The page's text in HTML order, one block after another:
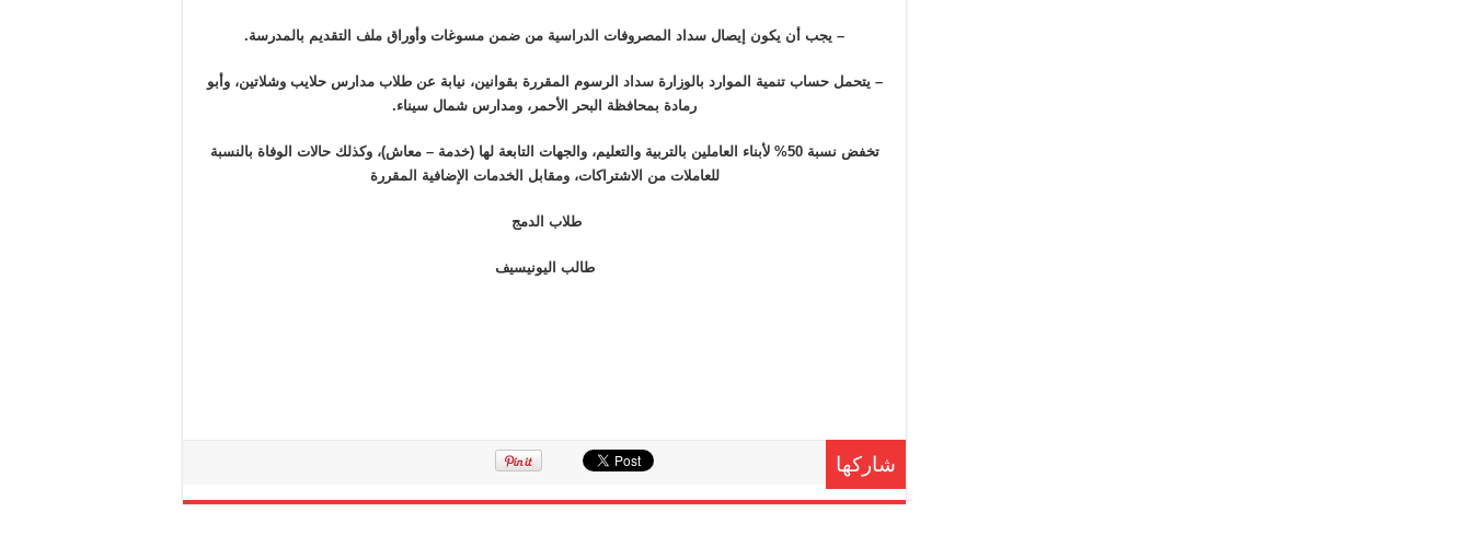
– يجب أن يكون إيصال سداد المصروفات الدراسية من ضمن مسوغات وأوراق ملف التقديم بالمدرسة.
– يتحمل حساب تنمية الموارد بالوزارة سداد الرسوم المقررة بقوانين، نيابة عن طلاب مدارس حلايب وشلاتين، وأبو
رمادة بمحافظة البحر الأحمر، ومدارس شمال سيناء.
تخفض نسبة 50% لأبناء العاملين بالتربية والتعليم، والجهات التابعة لها (خدمة – معاش)، وكذلك حالات الوفاة بالنسبة
للعاملات من الاشتراكات، ومقابل الخدمات الإضافية المقررة
طلاب الدمج
طالب اليونيسيف
شاركها